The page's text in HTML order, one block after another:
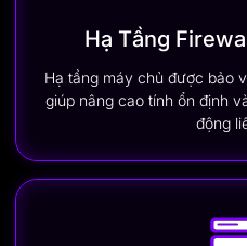
Hạ Tầng
Hạ tầng máy chủ được bảo
giúp nâng cao tính ổn định
động